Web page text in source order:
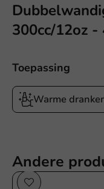
300cc/12oz -
Toepassing
Warme
Andere